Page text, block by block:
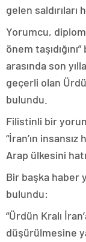
gelen
Yorumcu,
önem
arasında son
geçerli olan
bulundu.
Filistinli bir
“İran’ın
Arap ülkesini
Bir başka haber
bulundu:
“Ürdün Kralı
düşürülmesine